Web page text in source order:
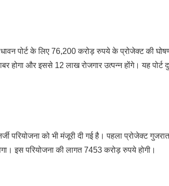
पोर्ट के लिए 76,200 करोड़ रुपये के प्रोजेक्ट की
होगा और इससे 12 लाख रोजगार उत्पन्न होंगे। यह
परियोजना को भी मंजूरी दी गई है। पहला प्रोजेक्ट
इस परियोजना की लागत 7453 करोड़ रुपये होगी।